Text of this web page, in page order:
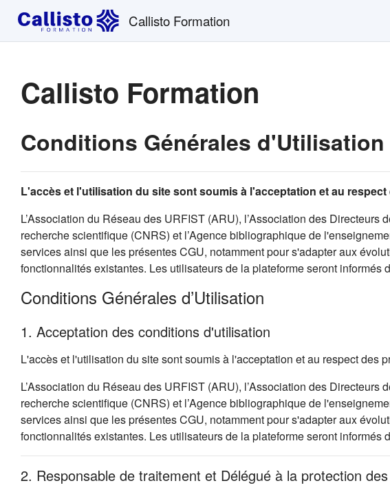
Passer au contenu principal
Callisto Formation
Callisto Formation
Conditions Générales
L'accès et l'utilisation du site sont soumis à l'acceptation et au
L’Association du Réseau des URFIST (ARU), l’Association des
recherche scientifique (CNRS) et l’Agence bibliographique de
services ainsi que les présentes CGU, notamment pour s'adapter aux
fonctionnalités existantes. Les utilisateurs de la plateforme seront informés
Conditions Générales d’Utilisation
1. Acceptation des conditions d'utilisation
L'accès et l'utilisation du site sont soumis à l'acceptation et au respect des
L’Association du Réseau des URFIST (ARU), l’Association des
recherche scientifique (CNRS) et l’Agence bibliographique de
services ainsi que les présentes CGU, notamment pour s'adapter aux
fonctionnalités existantes. Les utilisateurs de la plateforme seront informés
2. Responsable de traitement et Délégué à la protection